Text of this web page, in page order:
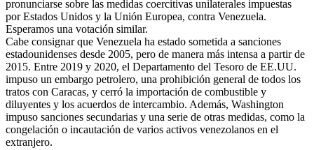
pronunciarse sobre las medidas coercitivas unilaterales impuestas
por Estados Unidos y la Unión Europea, contra Venezuela.
Esperamos una votación similar.
Cabe consignar que Venezuela ha estado sometida a sanciones
estadounidenses desde 2005, pero de manera más intensa a partir de
2015. Entre 2019 y 2020, el Departamento del Tesoro de EE.UU.
impuso un embargo petrolero, una prohibición general de todos los
tratos con Caracas, y cerró la importación de combustible y
diluyentes y los acuerdos de intercambio. Además, Washington
impuso sanciones secundarias y una serie de otras medidas, como la
congelación o incautación de varios activos venezolanos en el
extranjero.